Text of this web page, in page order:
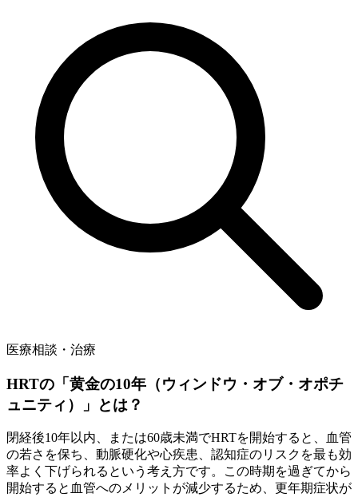
医療相談・治療
HRTの「黄金の10年（ウィンドウ・オブ・オポチ
ュニティ）」とは？
閉経後10年以内、または60歳未満でHRTを開始すると、血管
の若さを保ち、動脈硬化や心疾患、認知症のリスクを最も効
率よく下げられるという考え方です。この時期を過ぎてから
開始すると血管へのメリットが減少するため、更年期症状が